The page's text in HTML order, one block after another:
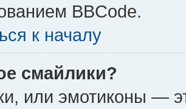
BBCode.
к началу
смайлики?
или эмотиконы —